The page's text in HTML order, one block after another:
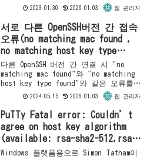
인증을 하는 방법을 소개합니다. (두
Linux 호스트 간에 OpenSSH 공개 키 인
증을...
2023.01.30 2026.01.03 웹 관리자
서로 다른 OpenSSH버전 간 접속
오류(no matching mac found ,
no matching host key type
found)
다른 OpenSSH 버전 간 연결 시 "no
matching mac found"와 "no matching
host key type found"와 같은 오류를
해결하는 방법을 ESXi 서버에서 설명합
2024.05.15 2026.01.03 웹 관리자
PuTTy Fatal error: Couldn’t
agree on host key algorithm
(available: rsa-sha2-512,rsa-
sha2-256,ecdsa-sha2-nistp256)
Windows 플랫폼용으로 Simon Tatham이